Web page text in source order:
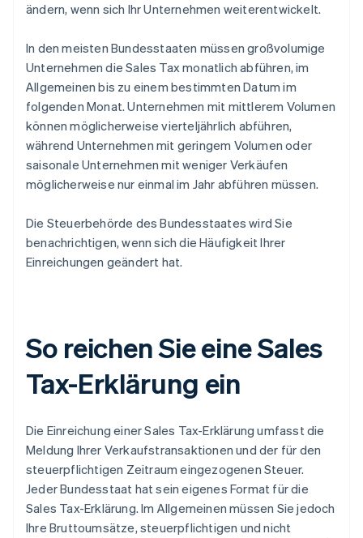
ändern, wenn sich Ihr Unternehmen weiterentwickelt.
In den meisten Bundesstaaten müssen großvolumige
Unternehmen die Sales Tax monatlich abführen, im
Allgemeinen bis zu einem bestimmten Datum im
folgenden Monat. Unternehmen mit mittlerem Volumen
können möglicherweise vierteljährlich abführen,
während Unternehmen mit geringem Volumen oder
saisonale Unternehmen mit weniger Verkäufen
möglicherweise nur einmal im Jahr abführen müssen.
Die Steuerbehörde des Bundesstaates wird Sie
benachrichtigen, wenn sich die Häufigkeit Ihrer
Einreichungen geändert hat.
So reichen Sie eine Sales
Tax-Erklärung ein
Die Einreichung einer Sales Tax-Erklärung umfasst die
Meldung Ihrer Verkaufstransaktionen und der für den
steuerpflichtigen Zeitraum eingezogenen Steuer.
Jeder Bundesstaat hat sein eigenes Format für die
Sales Tax-Erklärung. Im Allgemeinen müssen Sie jedoch
Ihre Bruttoumsätze, steuerpflichtigen und nicht